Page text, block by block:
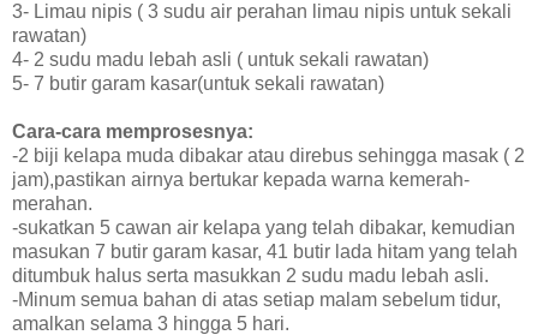
3- Limau nipis ( 3 sudu air perahan limau nipis untuk sekali
rawatan)
4- 2 sudu madu lebah asli ( untuk sekali rawatan)
5- 7 butir garam kasar(untuk sekali rawatan)
Cara-cara memprosesnya:
-2 biji kelapa muda dibakar atau direbus sehingga masak ( 2
jam),pastikan airnya bertukar kepada warna kemerah-
merahan.
-sukatkan 5 cawan air kelapa yang telah dibakar, kemudian
masukan 7 butir garam kasar, 41 butir lada hitam yang telah
ditumbuk halus serta masukkan 2 sudu madu lebah asli.
-Minum semua bahan di atas setiap malam sebelum tidur,
amalkan selama 3 hingga 5 hari.